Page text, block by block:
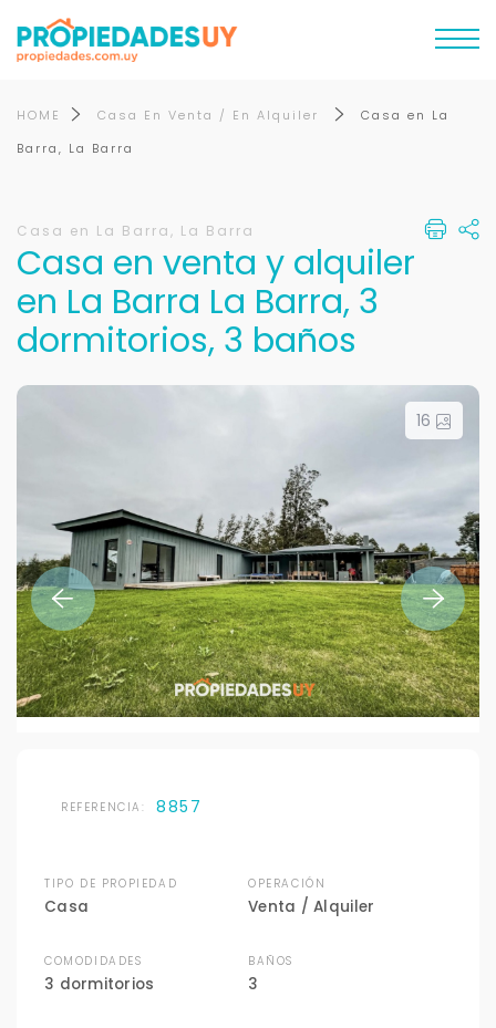
HOME Casa En Venta / En Alquiler
Casa en La
Barra, La Barra
Casa en La Barra, La Barra
Casa en venta y alquiler
en La Barra La Barra, 3
dormitorios, 3 baños
16
REFERENCIA: 8857
TIPO DE PROPIEDAD
Casa
OPERACIÓN
Venta / Alquiler
COMODIDADES
3 dormitorios
BAÑOS
3